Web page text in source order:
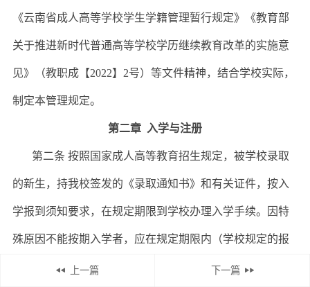
《云南省成人高等学校学生学籍管理暂行规定》《教育部
关于推进新时代普通高等学校学历继续教育改革的实施意
见》（教职成【2022】 2号）等文件精神，结合学校实际，
制定本管理规定。
第二章 入学与注册
第二条 按照国家成人高等教育招生规定，被学校录取
的新生，持我校签发的《录取通知书》和有关证件，按入
学报到须知要求，在规定期限到学校办理入学手续。因特
殊原因不能按期入学者，应在规定期限内（学校规定的报
到时间）以书面形式向我校成人教育管理部门请假，并附
上一篇 下一篇